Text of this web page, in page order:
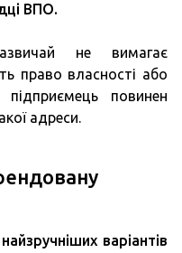
ВПО.
не вимагає
право власності або
повинен
адреси.
варіантів